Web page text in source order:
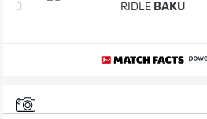
3. RIDLE BAKU